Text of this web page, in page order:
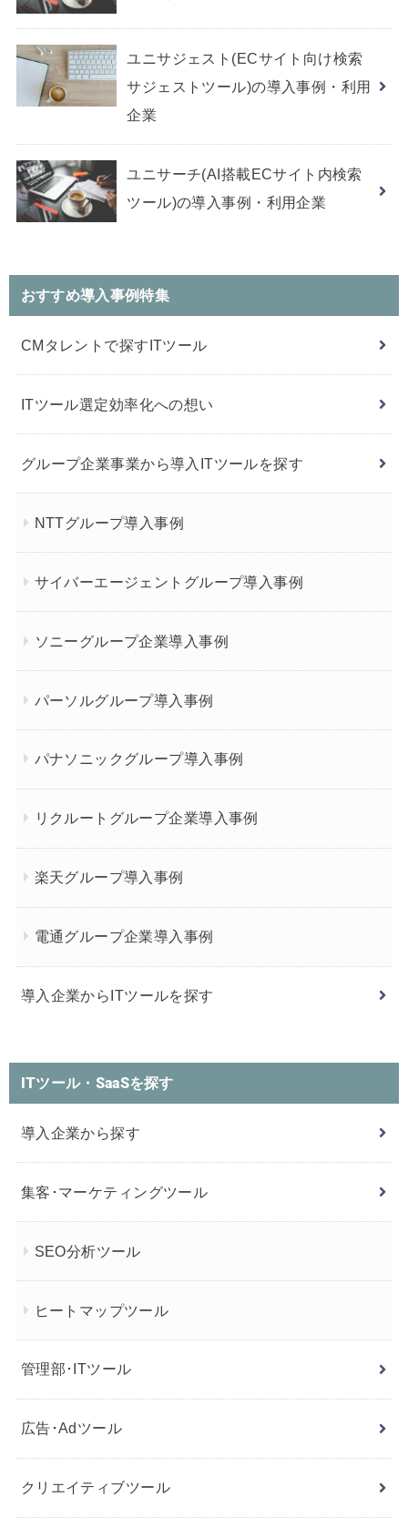
ユニサジェスト(ECサイト向け検索
サジェストツール)の導入事例・利用
企業
ユニサーチ(AI搭載ECサイト内検索
ツール)の導入事例・利用企業
おすすめ導入事例特集
CMタレントで探すITツール
ITツール選定効率化への想い
グループ企業事業から導入ITツールを探す
NTTグループ導入事例
サイバーエージェントグループ導入事例
ソニーグループ企業導入事例
パーソルグループ導入事例
パナソニックグループ導入事例
リクルートグループ企業導入事例
楽天グループ導入事例
電通グループ企業導入事例
導入企業からITツールを探す
ITツール・SaaSを探す
導入企業から探す
集客･マーケティングツール
SEO分析ツール
ヒートマップツール
管理部･ITツール
広告･Adツール
クリエイティブツール